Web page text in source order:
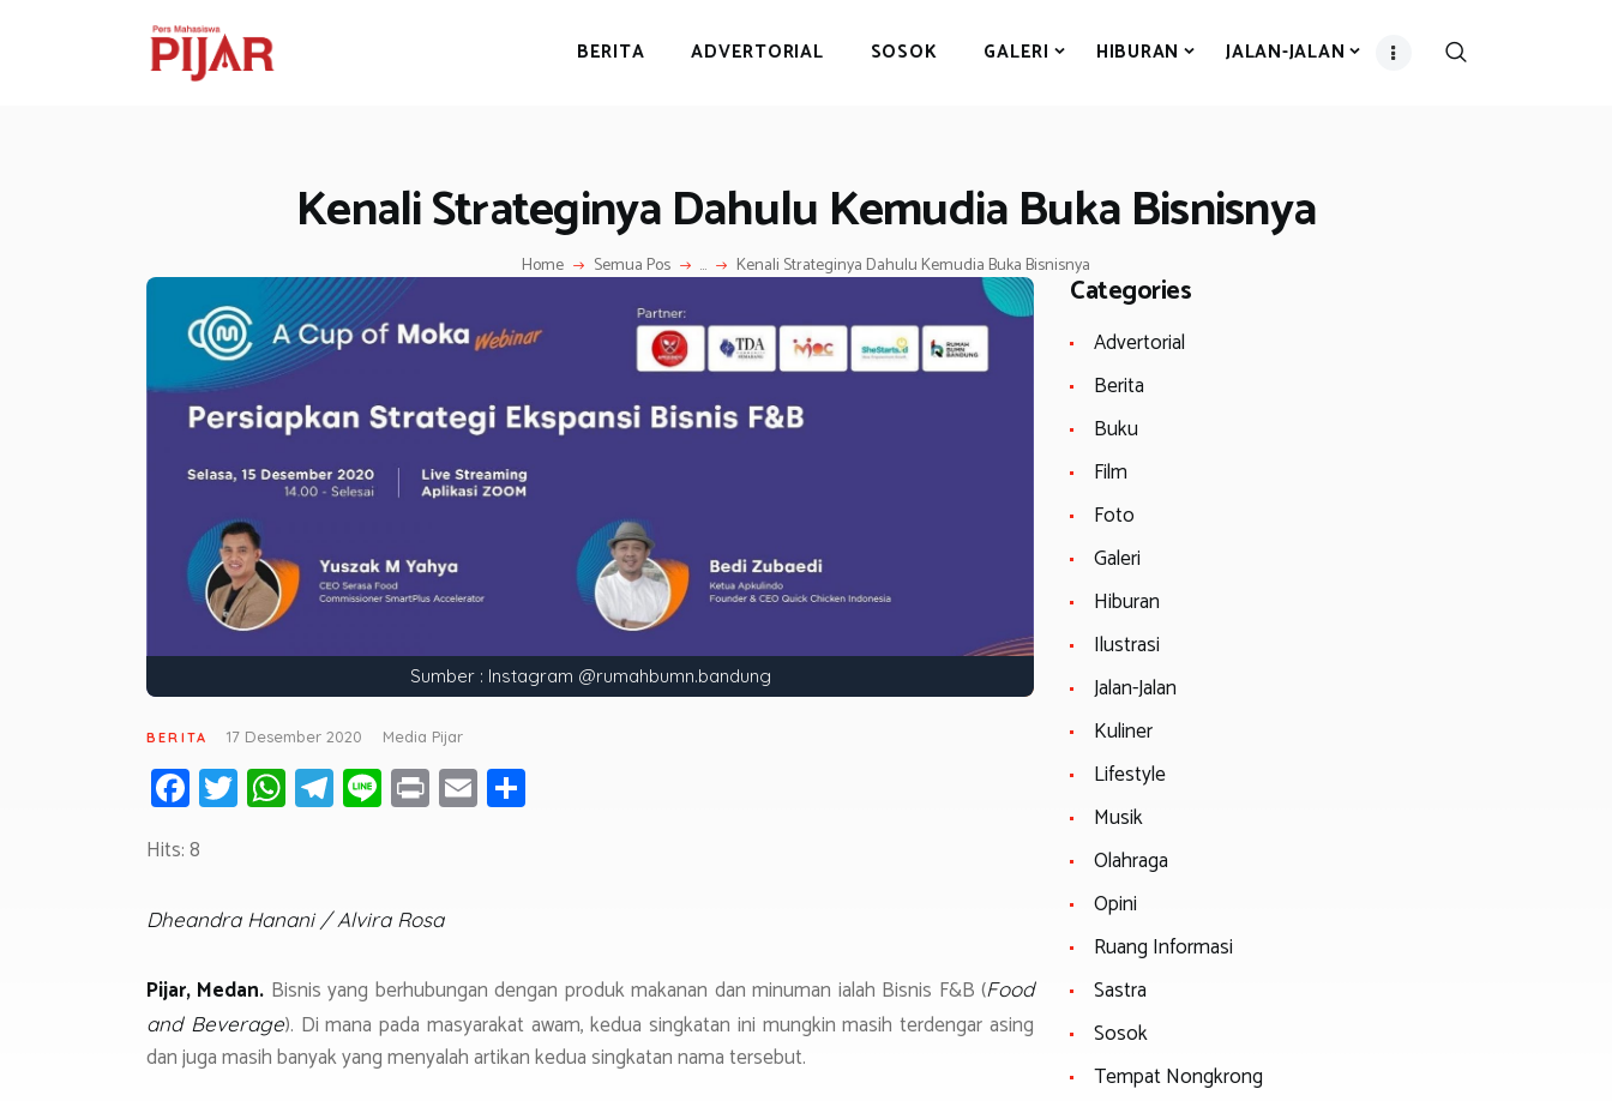
BERITA ADVERTORIAL SOSOK GALERI HIBURAN JALAN-JALAN
Kenali Strateginya Dahulu Kemudia Buka Bisnisnya
Home Semua Pos ... Kenali Strateginya Dahulu Kemudia Buka Bisnisnya
ADVERTORIAL
HIBURAN
JALAN-JALAN
GAYA HIDUP
OLAHRAGA
OPINI
Sumber : Instagram @rumahbumn.bandung
BERITA 17 Desember 2020 Media Pijar
Fa
ce
b
o
ok
T
wi
er
W
h
s
A
p
p
T
el
gr
a
m
Li
n
Pr
in
E
m
Hits: 8
Dheandra Hanani / Alvira Rosa
Pijar, Medan. Bisnis yang berhubungan dengan produk makanan dan minuman ialah Bisnis F&B (Food
and Beverage). Di mana pada masyarakat awam, kedua singkatan ini mungkin masih terdengar asing
dan juga masih banyak yang menyalah artikan kedua singkatan nama tersebut.
Categories
Advertorial
Berita
Buku
Film
Foto
Galeri
Hiburan
Ilustrasi
Jalan-Jalan
Kuliner
Lifestyle
Musik
Olahraga
Opini
Ruang Informasi
Sastra
Sosok
Tempat Nongkrong